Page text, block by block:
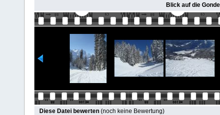
Blick auf die
Diese Datei bewerten (noch keine Bewertung)